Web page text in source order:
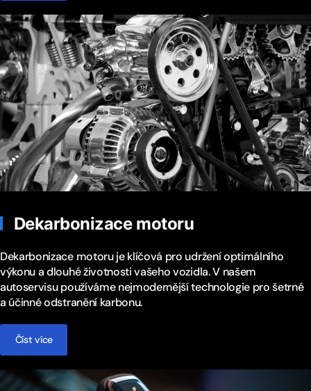
Dekarbonizace motoru
Dekarbonizace motoru je klíčová pro udržení optimálního
výkonu a dlouhé životnosti vašeho vozidla. V našem
autoservisu používáme nejmodernější technologie pro šetrné
a účinné odstranění karbonu.
Číst více